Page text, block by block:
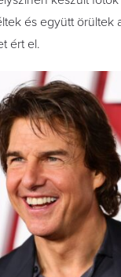
és együtt örültek
ért el.